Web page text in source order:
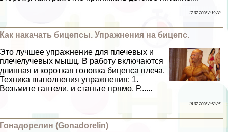
17 07 2026 8:19:38
Как накачать бицепсы. Упражнения на бицепс.
Это лучшее упражнение для плечевых и
плечелучевых мышц. В работу включаются
длинная и короткая головка бицепса плеча.
Техника выполнения упражнения: 1.
Возьмите гантели, и станьте прямо. Р......
16 07 2026 8:58:35
Гонадорелин (Gonadorelin)